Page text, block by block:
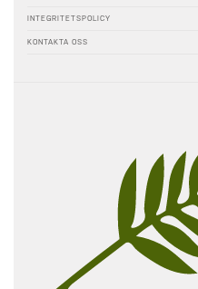
INTEGRITETSPOLICY
KONTAKTA OSS